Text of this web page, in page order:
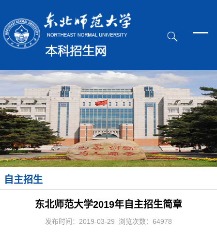
自主招生
东北师范大学2019年自主招生简章
发布时间：2019-03-29 浏览次数： 64978